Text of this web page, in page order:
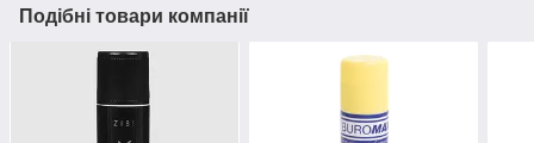
Подібні товари компанії